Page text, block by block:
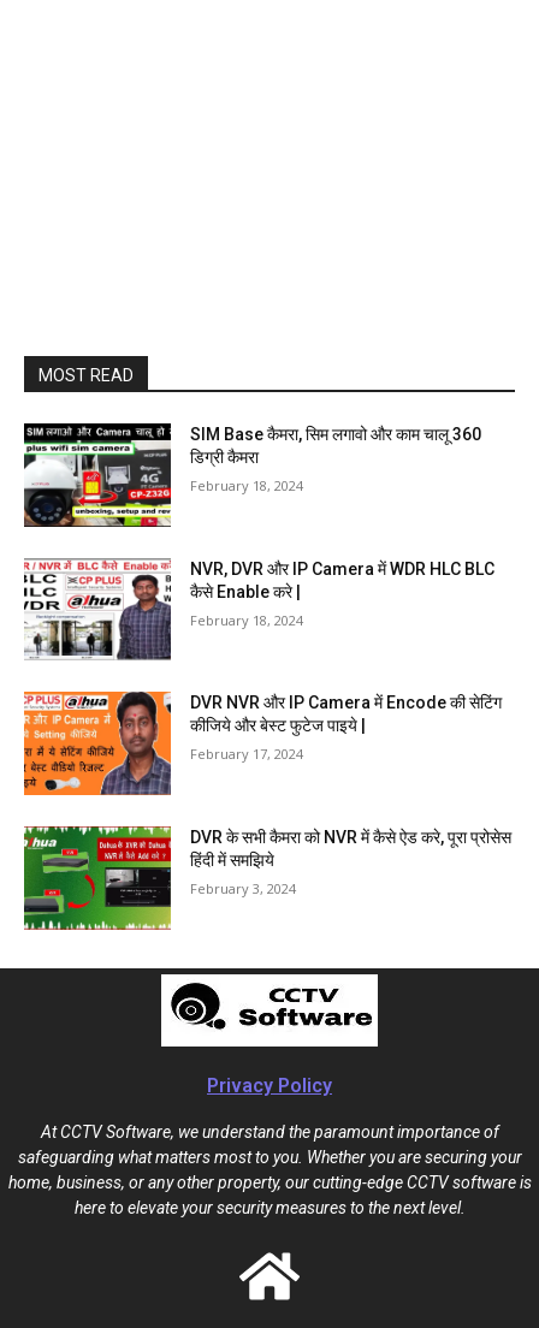
MOST READ
SIM Base कैमरा, सिम लगावो और काम चालू 360
डिग्री कैमरा
February 18, 2024
NVR, DVR और IP Camera में WDR HLC BLC
कैसे Enable करे |
February 18, 2024
DVR NVR और IP Camera में Encode की सेटिंग
कीजिये और बेस्ट फुटेज पाइये |
February 17, 2024
DVR के सभी कैमरा को NVR में कैसे ऐड करे, पूरा प्रोसेस
हिंदी में समझिये
February 3, 2024
Privacy Policy
At CCTV Software, we understand the paramount importance of
safeguarding what matters most to you. Whether you are securing your
home, business, or any other property, our cutting-edge CCTV software is
here to elevate your security measures to the next level.